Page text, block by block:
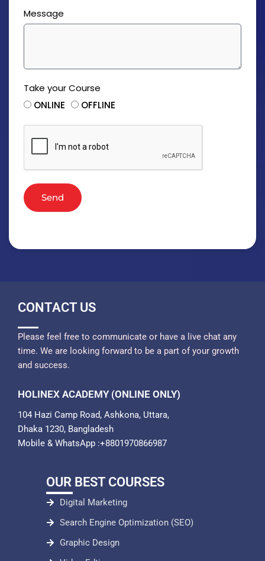
Message
Take your Course
ONLINE
OFFLINE
Send
CONTACT US
Please feel free to communicate or have a live chat any
time. We are looking forward to be a part of your growth
and success.
HOLINEX ACADEMY (ONLINE ONLY)
104 Hazi Camp Road, Ashkona, Uttara,
Dhaka 1230, Bangladesh
Mobile & WhatsApp :+8801970866987
OUR BEST COURSES
Digital Marketing
Search Engine Optimization (SEO)
Graphic Design